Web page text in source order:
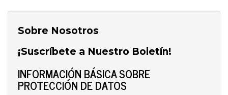
Sobre Nosotros
¡Suscríbete a Nuestro Boletín!
INFORMACIÓN BÁSICA SOBRE
PROTECCIÓN DE DATOS